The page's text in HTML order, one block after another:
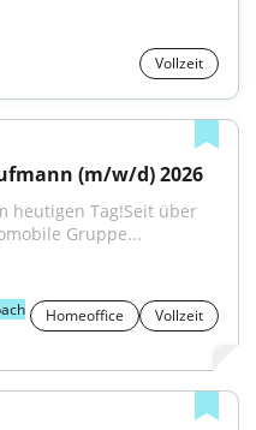
Vollzeit
(m/w/d) 2026
heutigen Tag!Seit über
Gruppe...
Homeoffice
Vollzeit